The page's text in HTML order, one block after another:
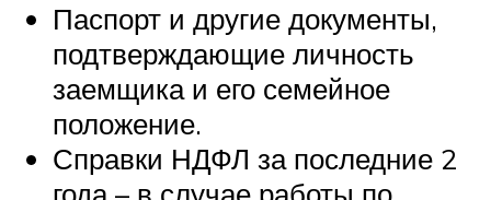
Паспорт и другие документы,
подтверждающие личность
заемщика и его семейное
положение.
Справки НДФЛ за последние 2